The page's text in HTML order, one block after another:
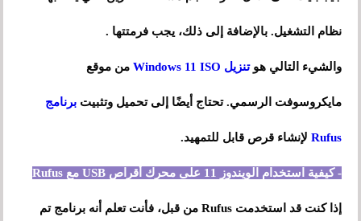
نظام التشغيل. بالإضافة إلى ذلك، يجب فرمتتها .
والشيء التالي هوتنزيل Windows 11 ISO من موقع
مايكروسوفت الرسمي. تحتاج أيضًا إلى تحميل وتثبيتبرنامج
Rufus لإنشاء قرص قابل للتمهيد.
- كيفية استخدام الويندوز 11 على محرك أقراص USB مع Rufus
إذا كنت قد استخدمت Rufus من قبل، فأنت تعلم أنه برنامج تم